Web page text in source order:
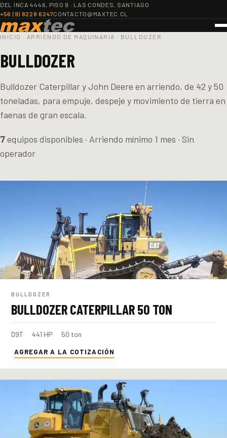
DEL INCA 4446, PISO 9 · LAS CONDES, SANTIAGO
+56 (9) 8228 6247CONTACTO@MAXTEC.CL
INICIO · ARRIENDO DE MAQUINARIA · BULLDOZER
BULLDOZER
Bulldozer Caterpillar y John Deere en arriendo, de 42 y 50
toneladas, para empuje, despeje y movimiento de tierra en
faenas de gran escala.
7equipos disponibles · Arriendo mínimo 1 mes · Sin
operador
BULLDOZER
BULLDOZER CATERPILLAR 50 TON
D9T 441 HP 50 ton
AGREGAR A LA COTIZACIÓN